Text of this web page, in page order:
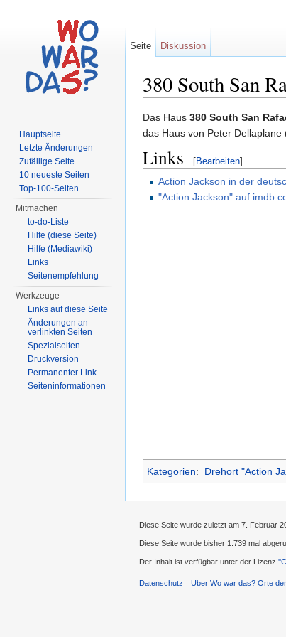
380 South San
Das Haus 380 South San
das Haus von Peter Dellaplane
Links [Bearbeiten]
Action Jackson in der
"Action Jackson" auf
Kategorien: Drehort "Action
Seite Diskussion
Hauptseite
Letzte Änderungen
Zufällige Seite
10 neueste Seiten
Top-100-Seiten
Mitmachen
to-do-Liste
Hilfe (diese Seite)
Hilfe (Mediawiki)
Links
Seitenempfehlung
Werkzeuge
Links auf diese Seite
Änderungen an
verlinkten Seiten
Spezialseiten
Druckversion
Permanenter Link
Seiteninformationen
Diese Seite wurde zuletzt am 7. Februar
Diese Seite wurde bisher 1.739 mal
Der Inhalt ist verfügbar unter der Lizenz
Datenschutz Über Wo war das? Orte